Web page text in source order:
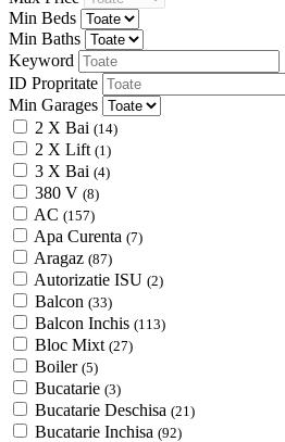
Min Beds
Min Baths
Keyword
ID Propritate
Min Garages
2 X Bai (14)
2 X Lift (1)
3 X Bai (4)
380 V (8)
AC (157)
Apa Curenta (7)
Aragaz (87)
Autorizatie ISU (2)
Balcon (33)
Balcon Inchis (113)
Bloc Mixt (27)
Boiler (5)
Bucatarie (3)
Bucatarie Deschisa (21)
Bucatarie Inchisa (92)